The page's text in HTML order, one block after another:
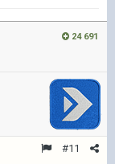
24 691
#11